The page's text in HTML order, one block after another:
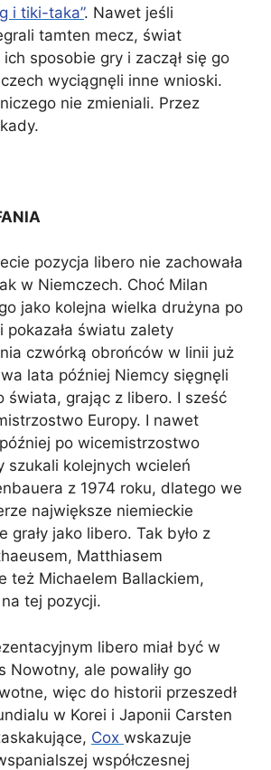
i tiki-taka”. Nawet jeśli
tamten mecz, świat
ich sposobie gry i zaczął się go
wyciągnęli inne wnioski.
nie zmieniali. Przez
pozycja libero nie zachowała
w Niemczech. Choć Milan
jako kolejna wielka drużyna po
światu zalety
czwórką obrońców w linii już
lata później Niemcy sięgnęli
świata, grając z libero. I sześć
Europy. I nawet
po wicemistrzostwo
szukali kolejnych wcieleń
z 1974 roku, dlatego we
największe niemieckie
grały jako libero. Tak było z
Matthiasem
też Michaelem Ballackiem,
tej pozycji.
libero miał być w
Nowotny, ale powaliły go
więc do historii przeszedł
w Korei i Japonii Carsten
Cox wskazuje
współczesnej